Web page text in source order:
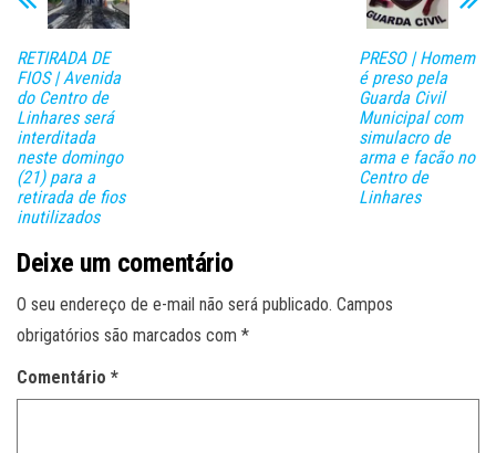
RETIRADA DE
FIOS | Avenida
do Centro de
Linhares será
interditada
neste domingo
(21) para a
retirada de fios
inutilizados
PRESO | Homem
é preso pela
Guarda Civil
Municipal com
simulacro de
arma e facão no
Centro de
Linhares
Deixe um comentário
O seu endereço de e-mail não será publicado. Campos
obrigatórios são marcados com *
Comentário *